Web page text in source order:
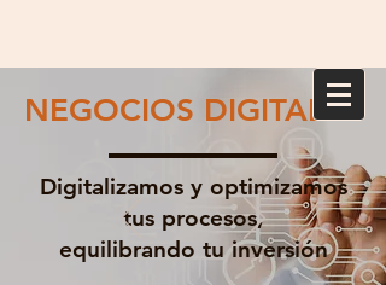
NEGOCIOS DIGITALES
Digitalizamos y optimizamos
tus procesos,
equilibrando tu inversión